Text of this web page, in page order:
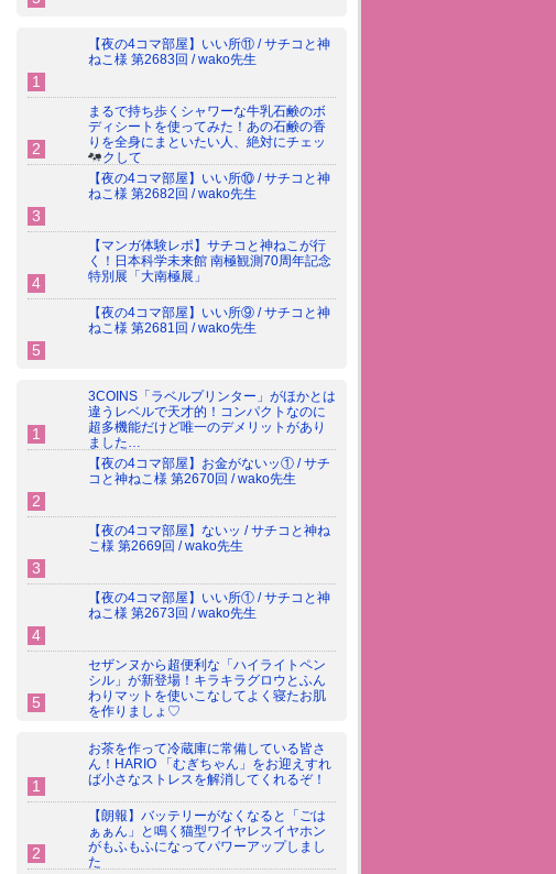
【夜の4コマ部屋】いい所⑪ / サチコと神
ねこ様 第2683回 / wako先生
まるで持ち歩くシャワーな牛乳石鹸のボ
ディシートを使ってみた！あの石鹸の香
りを全身にまといたい人、絶対にチェッ
クして
【夜の4コマ部屋】いい所⑩ / サチコと神
ねこ様 第2682回 / wako先生
【マンガ体験レポ】サチコと神ねこが行
く！日本科学未来館 南極観測70周年記念
特別展「大南極展」
【夜の4コマ部屋】いい所⑨ / サチコと神
ねこ様 第2681回 / wako先生
3COINS「ラベルプリンター」がほかとは
違うレベルで天才的！コンパクトなのに
超多機能だけど唯一のデメリットがあり
ました…
【夜の4コマ部屋】お金がないッ① / サチ
コと神ねこ様 第2670回 / wako先生
【夜の4コマ部屋】ないッ / サチコと神ね
こ様 第2669回 / wako先生
【夜の4コマ部屋】いい所① / サチコと神
ねこ様 第2673回 / wako先生
セザンヌから超便利な「ハイライトペン
シル」が新登場！キラキラグロウとふん
わりマットを使いこなしてよく寝たお肌
を作りましょ♡
お茶を作って冷蔵庫に常備している皆さ
ん！HARIO 「むぎちゃん」をお迎えすれ
ば小さなストレスを解消してくれるぞ！
【朗報】バッテリーがなくなると「ごは
ぁぁん」と鳴く猫型ワイヤレスイヤホン
がもふもふになってパワーアップしまし
た